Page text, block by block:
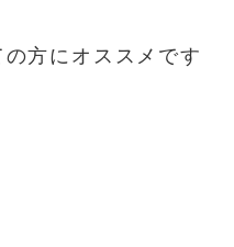
方にオススメです